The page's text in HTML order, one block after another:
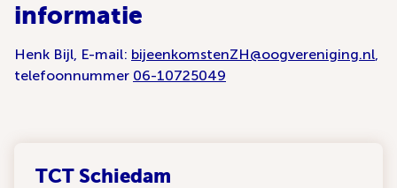
informatie
Henk Bijl, E-mail: bijeenkomstenZH@oogvereniging.nl,
telefoonnummer 06-10725049
TCT Schiedam